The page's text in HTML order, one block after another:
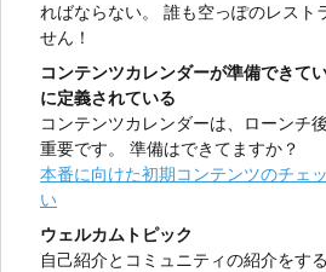
ればならない。 誰も空っぽのレスト
せん！
コンテンツカレンダーが準備できて
に定義されている
コンテンツカレンダーは、ローンチ
重要です。 準備はできてますか？
本番に向けた初期コンテンツのチェ
い
ウェルカムトピック
自己紹介とコミュニティの紹介をす